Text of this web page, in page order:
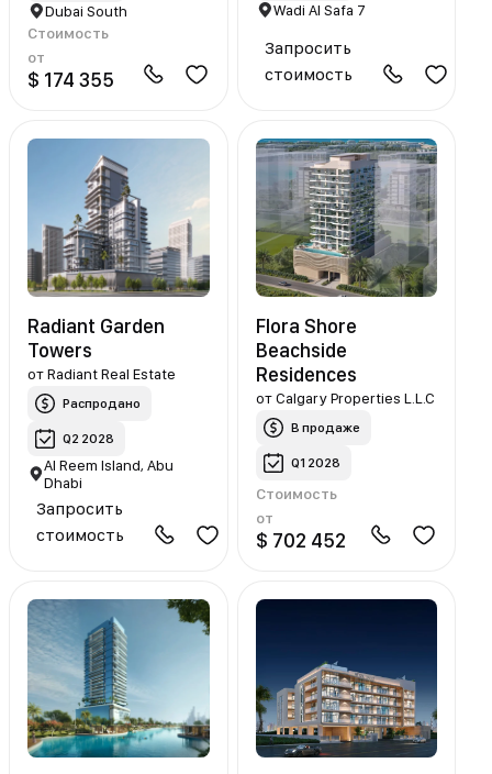
Dubai South
Стоимость
от
$ 174 355
Wadi Al Safa 7
Запросить
стоимость
Radiant Garden
Towers
отRadiant Real Estate
Распродано
Q2 2028
Al Reem Island, Abu
Dhabi
Запросить
стоимость
Flora Shore
Beachside
Residences
от Calgary Properties L.L.C
В продаже
Q1 2028
Стоимость
от
$ 702 452